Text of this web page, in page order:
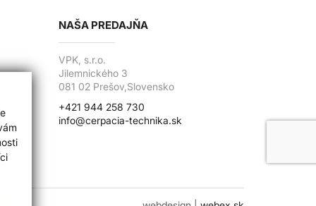
NAŠA PREDAJŇA
VPK, s.r.o.
Jilemnického 3
081 02 Prešov,Slovensko
+421 944 258 730
info@cerpacia-technika.sk